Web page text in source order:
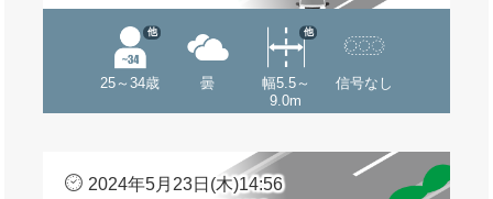
25～34歳
他
曇
幅5.5～
9.0m
他
信号なし
2024年5月23日(木)14:56